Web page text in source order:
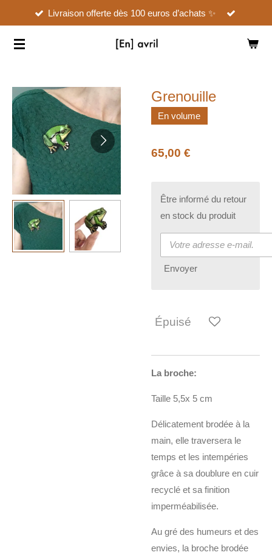
contenu
Livraison offerte dès 100 euros d’achats ✨
Grenouille
En volume
65,00 €
Être informé du retour
en stock du produit
Envoyer
Épuisé
La broche:
Taille 5,5x 5 cm
Délicatement brodée à la
main, elle traversera le
temps et les intempéries
grâce à sa doublure en cuir
recyclé et sa finition
imperméabilisée.
Au gré des humeurs et des
envies, la broche brodée